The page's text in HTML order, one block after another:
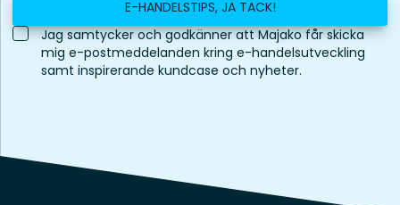
E-HANDELSTIPS, JA TACK!
Jag samtycker och godkänner att Majako får skicka
mig e-postmeddelanden kring e-handelsutveckling
samt inspirerande kundcase och nyheter.